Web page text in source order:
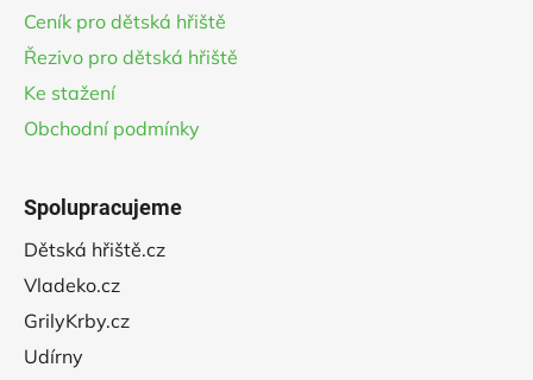
Ceník pro dětská hřiště
Řezivo pro dětská hřiště
Ke stažení
Obchodní podmínky
Spolupracujeme
Dětská hřiště.cz
Vladeko.cz
GrilyKrby.cz
Udírny